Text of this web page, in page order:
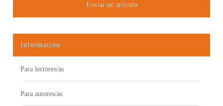
Enviar un artículo
Información
Para lectores/as
Para autores/as